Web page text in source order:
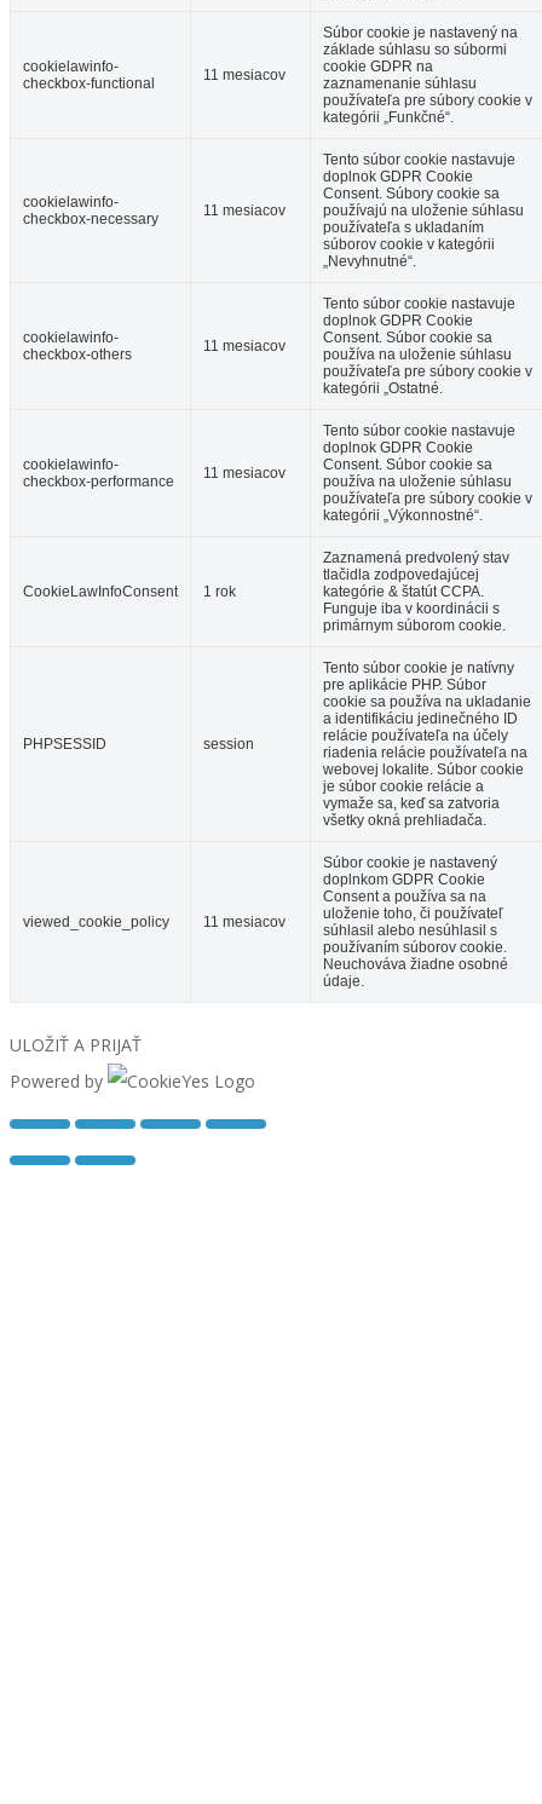
cookielawinfo-
checkbox-functional
11 mesiacov
Súbor cookie je nastavený na
základe súhlasu so súbormi
cookie GDPR na
zaznamenanie súhlasu
používateľa pre súbory cookie v
kategórii „Funkčné“.
cookielawinfo-
checkbox-necessary
11 mesiacov
Tento súbor cookie nastavuje
doplnok GDPR Cookie
Consent. Súbory cookie sa
používajú na uloženie súhlasu
používateľa s ukladaním
súborov cookie v kategórii
„Nevyhnutné“.
cookielawinfo-
checkbox-others
11 mesiacov
Tento súbor cookie nastavuje
doplnok GDPR Cookie
Consent. Súbor cookie sa
používa na uloženie súhlasu
používateľa pre súbory cookie v
kategórii „Ostatné.
cookielawinfo-
checkbox-performance
11 mesiacov
Tento súbor cookie nastavuje
doplnok GDPR Cookie
Consent. Súbor cookie sa
používa na uloženie súhlasu
používateľa pre súbory cookie v
kategórii „Výkonnostné“.
CookieLawInfoConsent 1 rok
Zaznamená predvolený stav
tlačidla zodpovedajúcej
kategórie & štatút CCPA.
Funguje iba v koordinácii s
primárnym súborom cookie.
PHPSESSID session
Tento súbor cookie je natívny
pre aplikácie PHP. Súbor
cookie sa používa na ukladanie
a identifikáciu jedinečného ID
relácie používateľa na účely
riadenia relácie používateľa na
webovej lokalite. Súbor cookie
je súbor cookie relácie a
vymaže sa, keď sa zatvoria
všetky okná prehliadača.
viewed_cookie_policy 11 mesiacov
Súbor cookie je nastavený
doplnkom GDPR Cookie
Consent a používa sa na
uloženie toho, či používateľ
súhlasil alebo nesúhlasil s
používaním súborov cookie.
Neuchováva žiadne osobné
údaje.
ULOŽIŤ A PRIJAŤ
Powered by